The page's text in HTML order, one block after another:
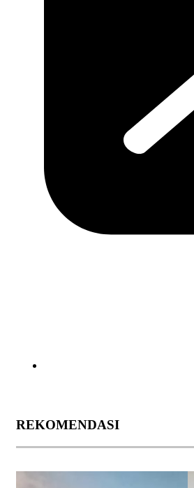
REKOMENDASI